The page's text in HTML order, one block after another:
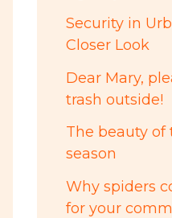
Security in
Closer Look
Dear Mary,
trash outside!
The beauty of
season
Why spiders
for your